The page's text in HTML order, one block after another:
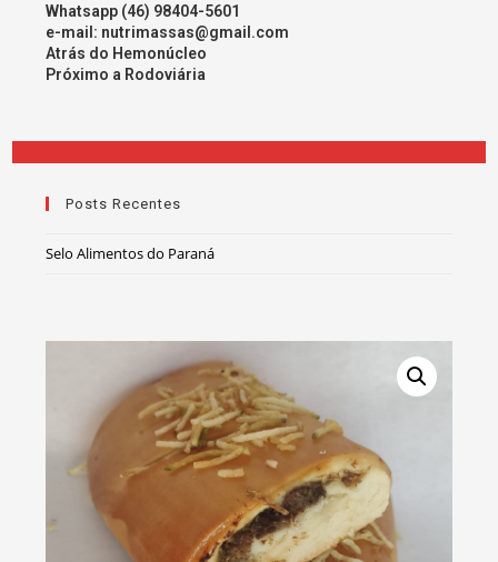
Whatsapp (46) 98404-5601
e-mail: nutrimassas@gmail.com
Atrás do Hemonúcleo
Próximo a Rodoviária
Posts Recentes
Selo Alimentos do Paraná